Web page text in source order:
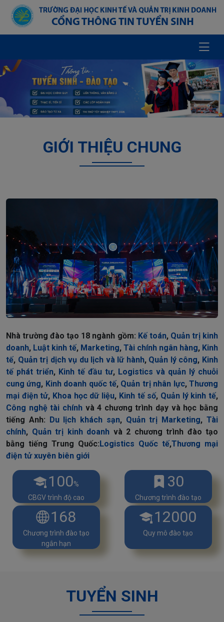
GIỚI THIỆU CHUNG
Nhà trường đào tạo 18 ngành gồm: Kế toán, Quản trị kinh
doanh, Luật kinh tế, Marketing, Tài chính ngân hàng, Kinh
tế, Quản trị dịch vụ du lịch và lữ hành, Quản lý công, Kinh
tế phát triển, Kinh tế đầu tư, Logistics và quản lý chuỗi
cung ứng, Kinh doanh quốc tế, Quản trị nhân lực,Thương
mại điện tử, Khoa học dữ liệu, Kinh tế số, Quản lý kinh tế,
Công nghệ tài chínhvà 4 chương trình dạy và học bằng
tiếng Anh:
Du lịch khách sạn, Quản trị Marketing,Tài
chính, Quản trị kinh doanh và 2 chương trình đào tạo
bằng tiếng Trung Quốc: Logistics Quốc tế,Thương mại
điện tử xuyên biên giới
100%
CBGV trình độ cao
30
Chương trình đào tạo
168
Chương trình đào tạo
ngắn hạn
12000
Quy mô đào tạo
TUYỂN SINH